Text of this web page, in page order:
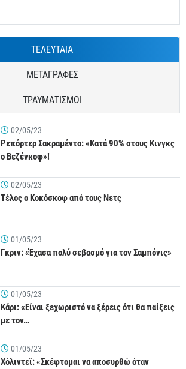
ΤΕΛΕΥΤΑΙΑ
ΜΕΤΑΓΡΑΦΕΣ
ΤΡΑΥΜΑΤΙΣΜΟΙ
02/05/23
Ρεπόρτερ Σακραμέντο: «Κατά 90% στους Κινγκς
ο Βεζένκοφ»!
02/05/23
Τέλος ο Κοκόσκοφ από τους Νετς
01/05/23
Γκριν: «Έχασα πολύ σεβασμό για τον Σαμπόνις»
01/05/23
Κάρι: «Είναι ξεχωριστό να ξέρεις ότι θα παίξεις
με τον…
01/05/23
Χόλιντεϊ: «Σκέφτομαι να αποσυρθώ όταν